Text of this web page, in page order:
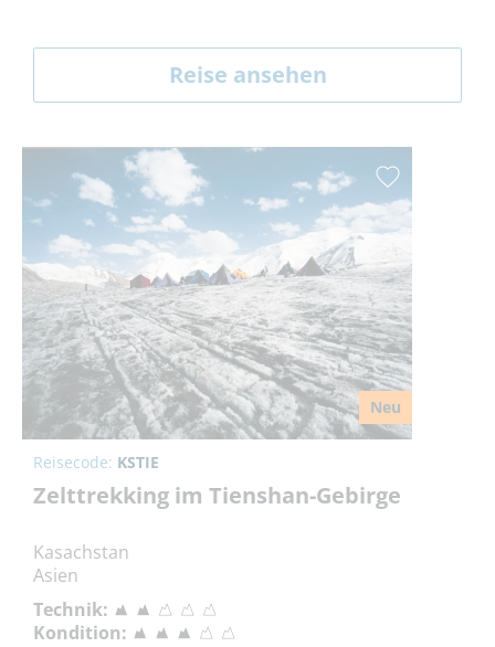
Reise ansehen
Neu
Reisecode: KSTIE
Zelttrekking im Tienshan-Gebirge
Kasachstan
Asien
Technik:
Kondition: